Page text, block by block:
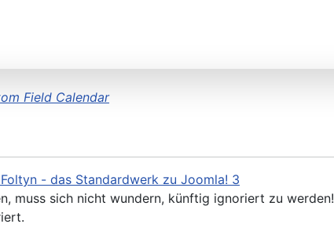
Field Calendar
- das Standardwerk zu Joomla! 3
muss sich nicht wundern, künftig ignoriert zu werden!